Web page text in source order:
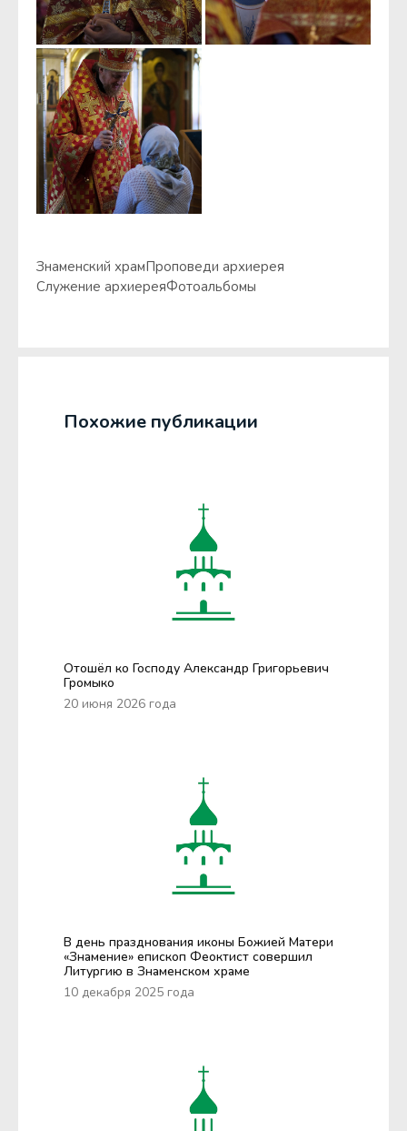
Знаменский храмПроповеди архиерея
Служение архиереяФотоальбомы
Похожие публикации
Отошёл ко Господу Александр Григорьевич
Громыко
20 июня 2026 года
В день празднования иконы Божией Матери
«Знамение» епископ Феоктист совершил
Литургию в Знаменском храме
10 декабря 2025 года